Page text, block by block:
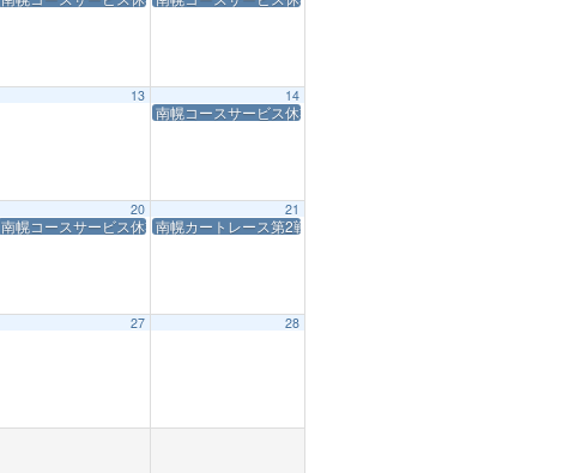
13 14
南幌コースサービス休業
20
南幌コースサービス休業
21
南幌カートレース第2戦休業
27 28